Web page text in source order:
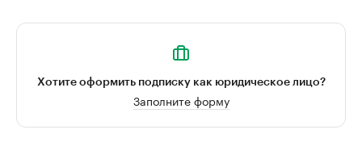
Хотите оформить подписку как юридическое лицо?
Заполните форму